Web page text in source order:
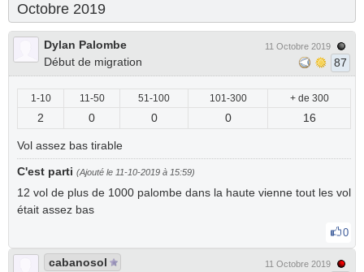
Octobre 2019
Dylan Palombe
Début de migration
11 Octobre 2019
87
1-10 11-50 51-100 101-300 + de 300
2 0 0 0 16
Vol assez bas tirable
C'est parti (Ajouté le 11-10-2019 à 15:59)
12 vol de plus de 1000 palombe dans la haute vienne tout les vol
était assez bas
0
cabanosol
11 Octobre 2019